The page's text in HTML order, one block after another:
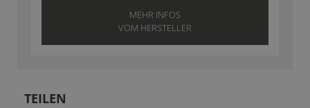
MEHR INFOS
VOM HERSTELLER
TEILEN